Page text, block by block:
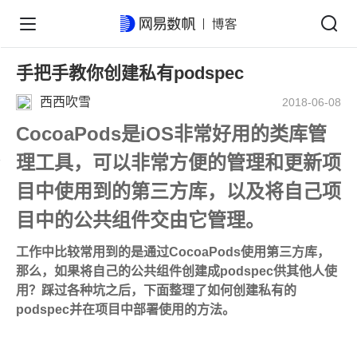
手把手教你创建私有podspec
西西吹雪 2018-06-08
CocoaPods是iOS非常好用的类库管
理工具，可以非常方便的管理和更新项
目中使用到的第三方库，以及将自己项
目中的公共组件交由它管理。
工作中比较常用到的是通过CocoaPods使用第三方库，
那么，如果将自己的公共组件创建成podspec供其他人使
用？踩过各种坑之后，下面整理了如何创建私有的
podspec并在项目中部署使用的方法。